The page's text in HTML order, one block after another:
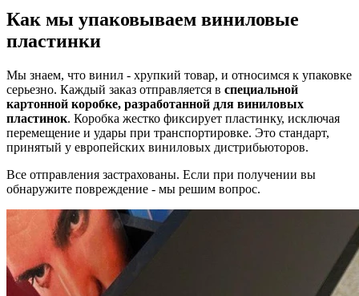
Как мы упаковываем виниловые
пластинки
Мы знаем, что винил - хрупкий товар, и относимся к упаковке
серьезно. Каждый заказ отправляется в специальной
картонной коробке, разработанной для виниловых
пластинок. Коробка жестко фиксирует пластинку, исключая
перемещение и удары при транспортировке. Это стандарт,
принятый у европейских виниловых дистрибьюторов.
Все отправления застрахованы. Если при получении вы
обнаружите повреждение - мы решим вопрос.